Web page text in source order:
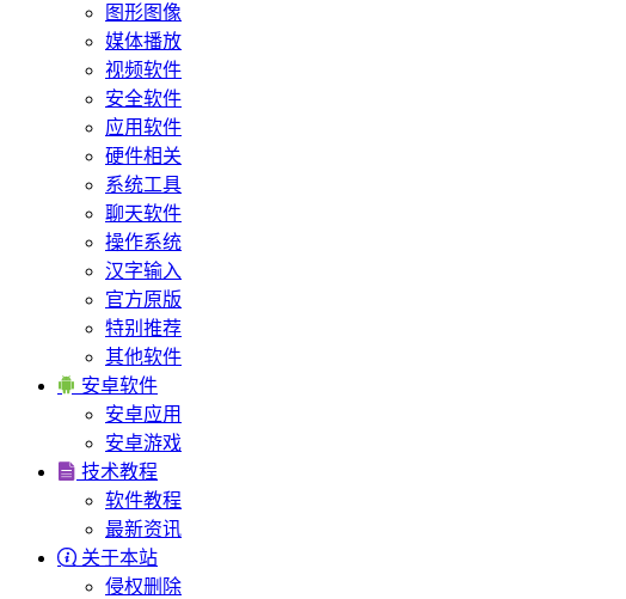
图形图像
媒体播放
视频软件
安全软件
应用软件
硬件相关
系统工具
聊天软件
操作系统
汉字输入
官方原版
特别推荐
其他软件
 安卓软件
安卓应用
安卓游戏
 技术教程
软件教程
最新资讯
 关于本站
侵权删除